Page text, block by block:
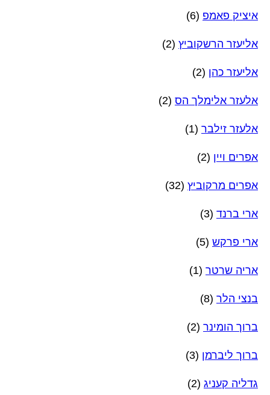
איציק פאמפ (6)
אליעזר הרשקוביץ (2)
אליעזר כהן (2)
אלעזר אלימלך הס (2)
אלעזר זילבר (1)
אפרים ויין (2)
אפרים מרקוביץ (32)
ארי ברנד (3)
ארי פרקש (5)
אריה שרטר (1)
בנצי הלר (8)
ברוך הומינר (2)
ברוך ליברמן (3)
גדליה קעניג (2)